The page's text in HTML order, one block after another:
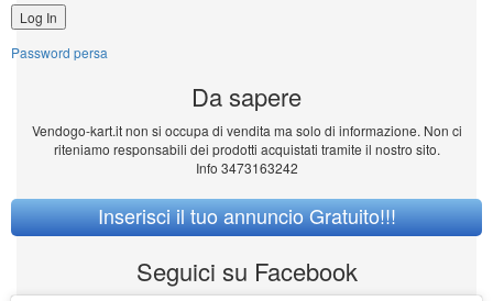
Password persa
Da sapere
Vendogo-kart.it non si occupa di vendita ma solo di informazione. Non ci
riteniamo responsabili dei prodotti acquistati tramite il nostro sito.
Info 3473163242
Inserisci il tuo annuncio Gratuito!!!
Seguici su Facebook